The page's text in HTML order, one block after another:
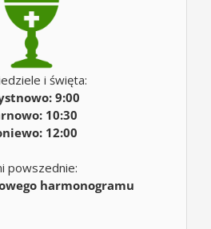
i święta:
9:00
10:30
12:00
powszednie:
harmonogramu